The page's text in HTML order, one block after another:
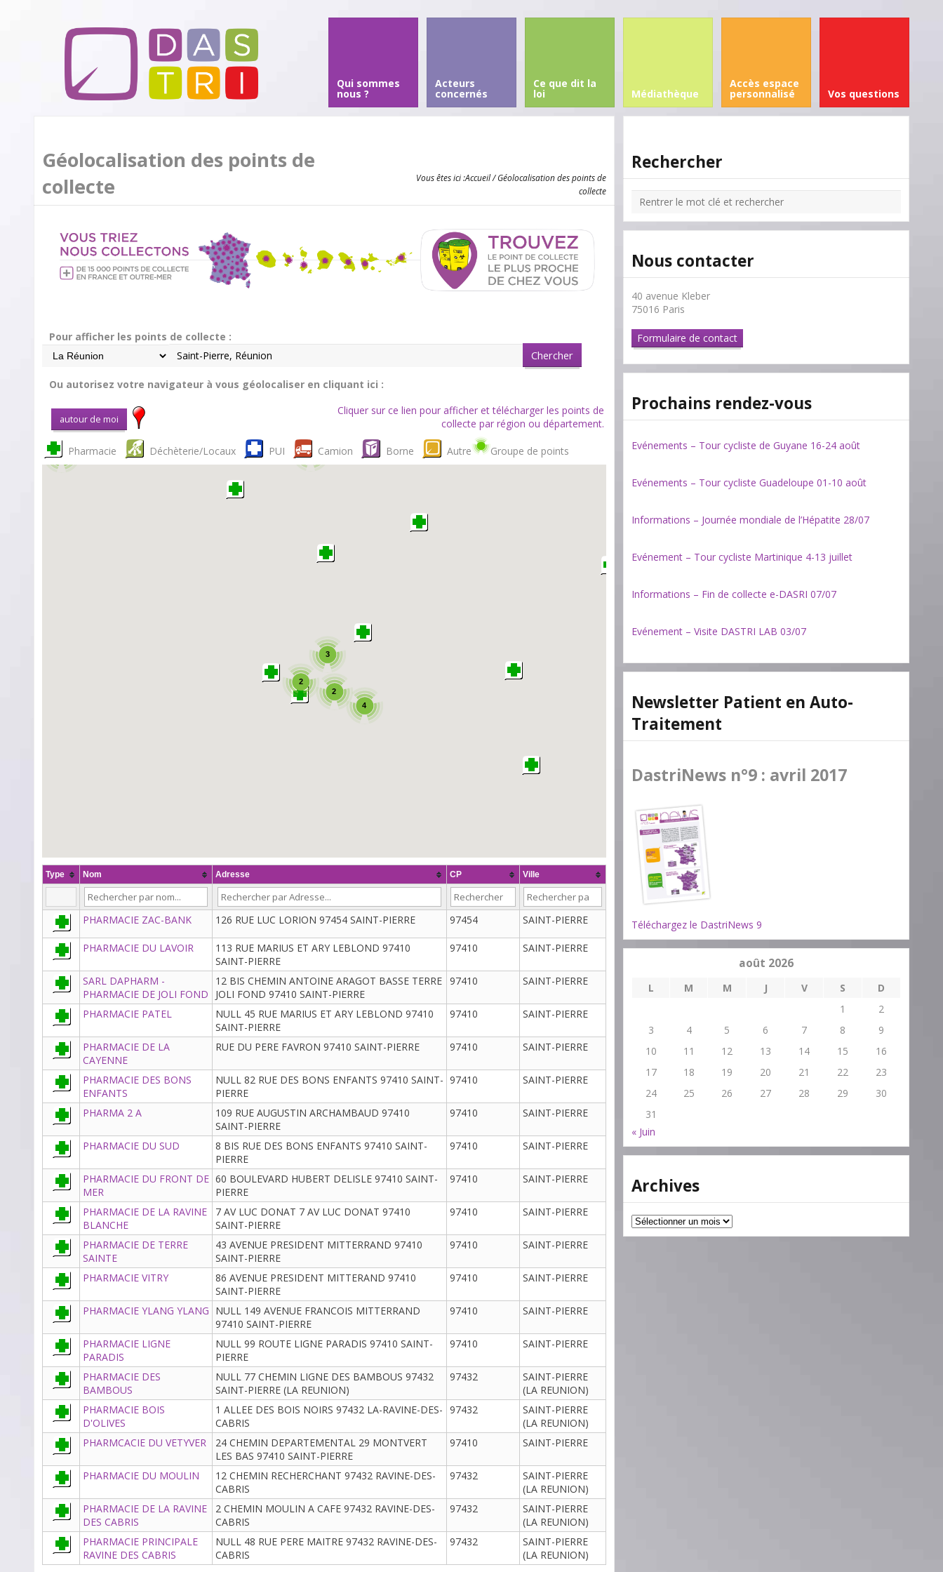
Qui sommes
nous ?
Acteurs
concernés
Ce que dit la
loi Médiathèque
Accès espace
personnalisé Vos questions
Géolocalisation des points de
collecte
Vous êtes ici :Accueil/ Géolocalisation des points de
collecte
Pour afficher les points de collecte :
Ou autorisez votre navigateur à vous géolocaliser en cliquant ici :
Cliquer sur ce lien pour afficher et télécharger les points de
collecte par région ou département.
Pharmacie Déchèterie/Locaux PUI Camion Borne Autre Groupe de points
5
2
3
4
2
3
Type Nom Adresse CP Ville
PHARMACIE ZAC-BANK 126 RUE LUC LORION 97454 SAINT-PIERRE 97454 SAINT-PIERRE
PHARMACIE DU LAVOIR
113 RUE MARIUS ET ARY LEBLOND 97410
SAINT-PIERRE
97410 SAINT-PIERRE
SARL DAPHARM -
PHARMACIE DE JOLI FOND
12 BIS CHEMIN ANTOINE ARAGOT BASSE TERRE
JOLI FOND 97410 SAINT-PIERRE
97410 SAINT-PIERRE
PHARMACIE PATEL
NULL 45 RUE MARIUS ET ARY LEBLOND 97410
SAINT-PIERRE
97410 SAINT-PIERRE
PHARMACIE DE LA
CAYENNE
RUE DU PERE FAVRON 97410 SAINT-PIERRE 97410 SAINT-PIERRE
PHARMACIE DES BONS
ENFANTS
NULL 82 RUE DES BONS ENFANTS 97410 SAINT-
PIERRE
97410 SAINT-PIERRE
PHARMA 2 A
109 RUE AUGUSTIN ARCHAMBAUD 97410
SAINT-PIERRE
97410 SAINT-PIERRE
PHARMACIE DU SUD
8 BIS RUE DES BONS ENFANTS 97410 SAINT-
PIERRE
97410 SAINT-PIERRE
PHARMACIE DU FRONT DE
MER
60 BOULEVARD HUBERT DELISLE 97410 SAINT-
PIERRE
97410 SAINT-PIERRE
PHARMACIE DE LA RAVINE
BLANCHE
7 AV LUC DONAT 7 AV LUC DONAT 97410
SAINT-PIERRE
97410 SAINT-PIERRE
PHARMACIE DE TERRE
SAINTE
43 AVENUE PRESIDENT MITTERRAND 97410
SAINT-PIERRE
97410 SAINT-PIERRE
PHARMACIE VITRY
86 AVENUE PRESIDENT MITTERAND 97410
SAINT-PIERRE
97410 SAINT-PIERRE
PHARMACIE YLANG YLANG NULL 149 AVENUE FRANCOIS MITTERRAND
97410 SAINT-PIERRE
97410 SAINT-PIERRE
PHARMACIE LIGNE
PARADIS
NULL 99 ROUTE LIGNE PARADIS 97410 SAINT-
PIERRE
97410 SAINT-PIERRE
PHARMACIE DES
BAMBOUS
NULL 77 CHEMIN LIGNE DES BAMBOUS 97432
SAINT-PIERRE (LA REUNION)
97432
SAINT-PIERRE
(LA REUNION)
PHARMACIE BOIS
D'OLIVES
1 ALLEE DES BOIS NOIRS 97432 LA-RAVINE-DES-
CABRIS
97432
SAINT-PIERRE
(LA REUNION)
PHARMCACIE DU VETYVER
24 CHEMIN DEPARTEMENTAL 29 MONTVERT
LES BAS 97410 SAINT-PIERRE
97410 SAINT-PIERRE
PHARMACIE DU MOULIN
12 CHEMIN RECHERCHANT 97432 RAVINE-DES-
CABRIS
97432
SAINT-PIERRE
(LA REUNION)
PHARMACIE DE LA RAVINE
DES CABRIS
2 CHEMIN MOULIN A CAFE 97432 RAVINE-DES-
CABRIS
97432
SAINT-PIERRE
(LA REUNION)
PHARMACIE PRINCIPALE
RAVINE DES CABRIS
NULL 48 RUE PERE MAITRE 97432 RAVINE-DES-
CABRIS
97432
SAINT-PIERRE
(LA REUNION)
Rechercher
Nous contacter
40 avenue Kleber
75016 Paris
Formulaire de contact
Prochains rendez-vous
Evénements – Tour cycliste de Guyane 16-24 août
Evénements – Tour cycliste Guadeloupe 01-10 août
Informations – Journée mondiale de l’Hépatite 28/07
Evénement – Tour cycliste Martinique 4-13 juillet
Informations – Fin de collecte e-DASRI 07/07
Evénement – Visite DASTRI LAB 03/07
Newsletter Patient en Auto-
Traitement
DastriNews n°9 : avril 2017
Téléchargez le DastriNews 9
août 2026
L M M J V S
D
1
2
3
4 5 6 7 8
9
10
11 12 13 14 15
16
17
18 19 20 21 22
23
24
25 26 27 28 29
30
31
« Juin
Archives
Archives